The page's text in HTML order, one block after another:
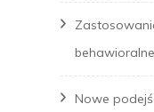
Nowe